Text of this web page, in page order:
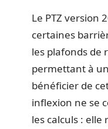
Le PTZ version
certaines
les plafonds de
permettant à
bénéficier de
inflexion ne se
les calculs :